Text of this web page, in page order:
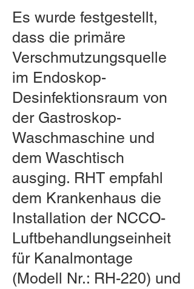
Es wurde festgestellt,
dass die primäre
Verschmutzungsquelle
im Endoskop-
Desinfektionsraum von
der Gastroskop-
Waschmaschine und
dem Waschtisch
ausging. RHT empfahl
dem Krankenhaus die
Installation der NCCO-
Luftbehandlungseinheit
für Kanalmontage
(Modell Nr.: RH-220) und